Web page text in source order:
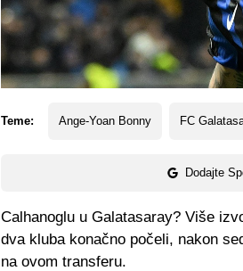
Teme: Ange-Yoan Bonny FC
Dodajte
Calhanoglu u Galatasaray? Više
dva kluba konačno počeli, nakon
na ovom transferu.